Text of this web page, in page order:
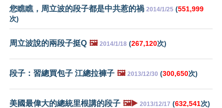
您瞧瞧，周立波的段子都是中共惹的禍 2014/1/25 (551,999
次)
周立波說的兩段子挺Q 🖼️ 2014/1/18 (267,120次)
段子：習總買包子 江總拉褲子 🖼️ 2013/12/30 (300,650次)
美國最偉大的總統里根講的段子 🖼️▶️ 2013/12/17 (632,541次)